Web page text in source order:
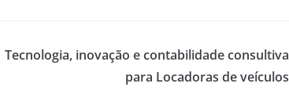
Tecnologia, inovação e contabilidade consultiva
para Locadoras de veículos